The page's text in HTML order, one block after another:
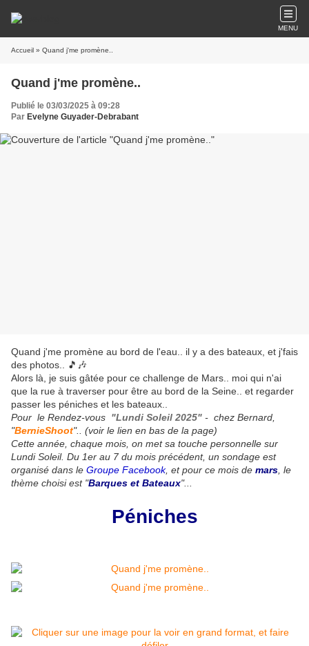
MENU
Accueil » Quand j'me promène..
Quand j'me promène..
Publié le 03/03/2025 à 09:28
Par Evelyne Guyader-Debrabant
Quand j'me promène au bord de l'eau.. il y a des bateaux, et j'fais
des photos.. 🎵🎶
Alors là, je suis gâtée pour ce challenge de Mars.. moi qui n'ai
que la rue à traverser pour être au bord de la Seine.. et regarder
passer les péniches et les bateaux..
Pour le Rendez-vous "Lundi Soleil 2025" - chez Bernard,
"BernieShoot".. (voir le lien en bas de la page)
Cette année, chaque mois, on met sa touche personnelle sur
Lundi Soleil. Du 1er au 7 du mois précédent, un sondage est
organisé dans le Groupe Facebook, et pour ce mois de mars , le
thème choisi est "Barques et Bateaux"...
Péniches